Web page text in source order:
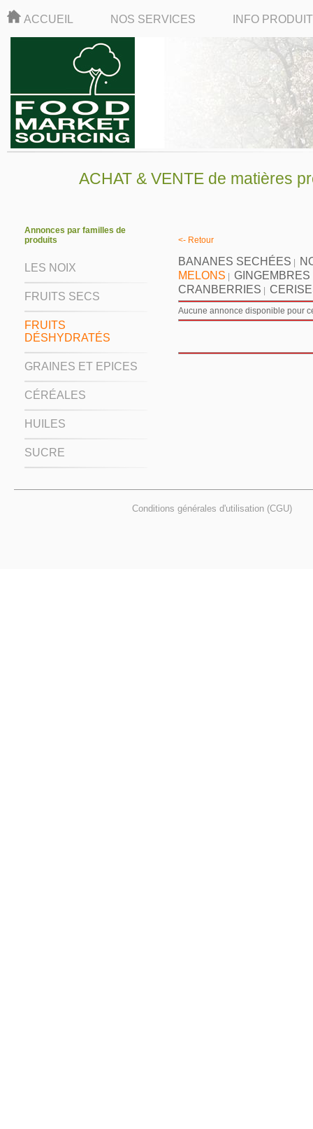
ACCUEIL NOS SERVICES INFO
ACHAT & VENTE de matières
Annonces par familles de
produits
LES NOIX
FRUITS SECS
FRUITS
DÉSHYDRATÉS
GRAINES ET EPICES
CÉRÉALES
HUILES
SUCRE
<- Retour
BANANES SECHÉES
MELONS
GINGEMBRES
CRANBERRIES
Aucune annonce disponible pour
Conditions générales d'utilisation (CGU)